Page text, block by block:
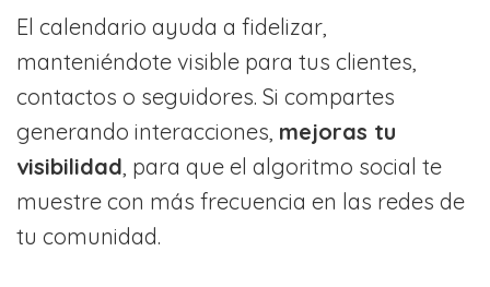
El calendario ayuda a fidelizar,
manteniéndote visible para tus clientes,
contactos o seguidores. Si compartes
generando interacciones, mejoras tu
visibilidad , para que el algoritmo social te
muestre con más frecuencia en las redes de
tu comunidad.